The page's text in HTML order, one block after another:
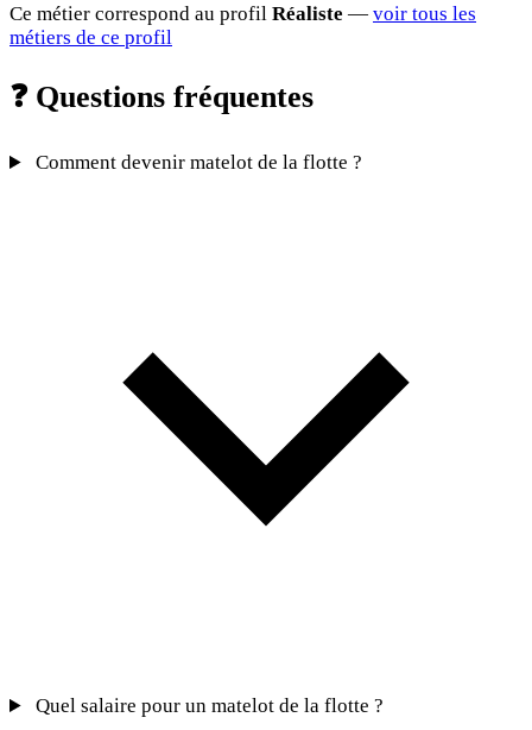
Ce métier correspond au profil Réaliste — voir tous les
métiers de ce profil
❓Questions fréquentes
Comment devenir matelot de la flotte ?
Quel salaire pour un matelot de la flotte ?